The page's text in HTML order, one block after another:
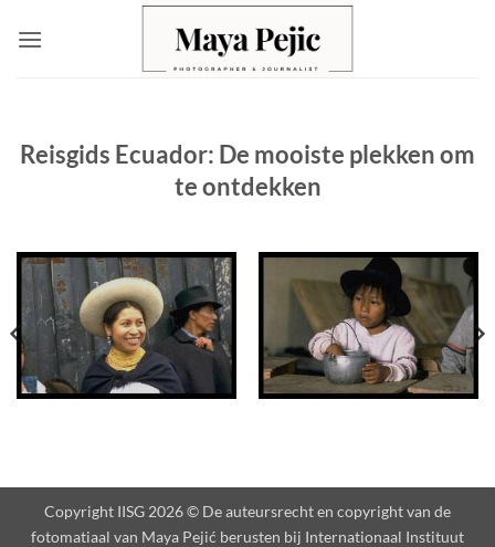
naar
Reisgids Ecuador: De mooiste plekken om
te ontdekken
Copyright IISG 2026 © De auteursrecht en copyright van de
fotomatiaal van Maya Pejić berusten bij Internationaal Instituut